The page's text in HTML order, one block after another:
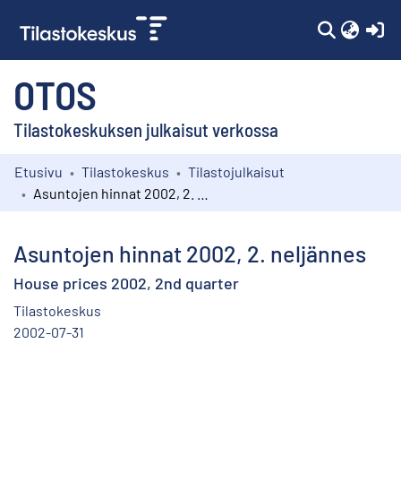
OTOS
Tilastokeskuksen julkaisut verkossa
Kokoelmat
Etusivu Tilastokeskus
Tilastojulkaisut
Asuntojen hinnat 2002, 2. neljännes
House prices 2002, 2nd quarter
Tilastokeskus
2002-07-31